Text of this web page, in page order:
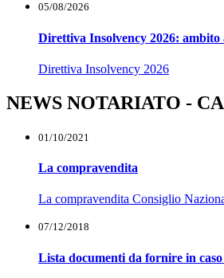
05/08/2026
Direttiva Insolvency 2026:
Direttiva Insolvency 2026
NEWS NOTARIATO -
01/10/2021
La compravendita
La compravendita Consiglio
07/12/2018
Lista documenti da fornire in